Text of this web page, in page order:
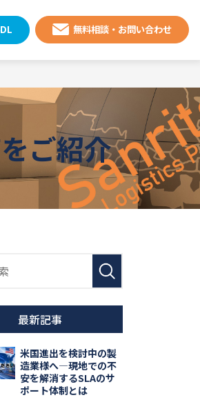
無料相談・お問い合わせ
ご紹介
最新記事
米国進出を検討中の製
造業様へ―現地での不
安を解消するSLAのサ
ポート体制とは